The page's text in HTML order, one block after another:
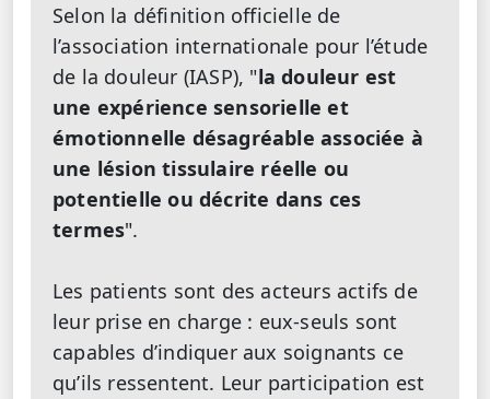
Selon la définition officielle de
l’association internationale pour l’étude
de la douleur (IASP), "la douleur est
une expérience sensorielle et
émotionnelle désagréable associée à
une lésion tissulaire réelle ou
potentielle ou décrite dans ces
termes".
Les patients sont des acteurs actifs de
leur prise en charge : eux-seuls sont
capables d’indiquer aux soignants ce
qu’ils ressentent. Leur participation est